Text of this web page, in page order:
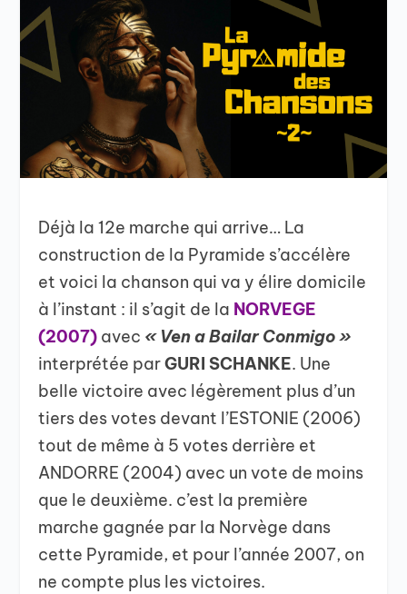
Déjà la 12e marche qui arrive… La
construction de la Pyramide s’accélère
et voici la chanson qui va y élire domicile
à l’instant : il s’agit de la NORVEGE
(2007) avec « Ven a Bailar Conmigo »
interprétée parGURI SCHANKE. Une
belle victoire avec légèrement plus d’un
tiers des votes devant l’ESTONIE (2006)
tout de même à 5 votes derrière et
ANDORRE (2004) avec un vote de moins
que le deuxième. c’est la première
marche gagnée par la Norvège dans
cette Pyramide, et pour l’année 2007, on
ne compte plus les victoires.